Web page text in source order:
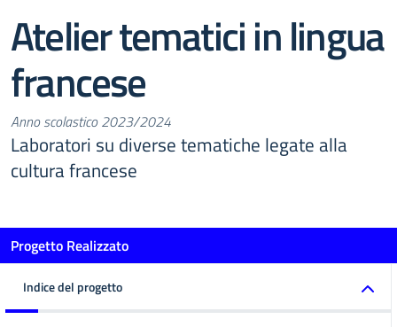
Atelier tematici in lingua
francese
Anno scolastico 2023/2024
Laboratori su diverse tematiche legate alla
cultura francese
Progetto Realizzato
Indice del progetto